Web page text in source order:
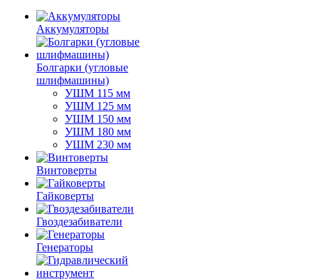
Аккумуляторы
Болгарки (угловые
шлифмашины)
УШМ 115 мм
УШМ 125 мм
УШМ 150 мм
УШМ 180 мм
УШМ 230 мм
Винтоверты
Гайковерты
Гвоздезабиватели
Генераторы